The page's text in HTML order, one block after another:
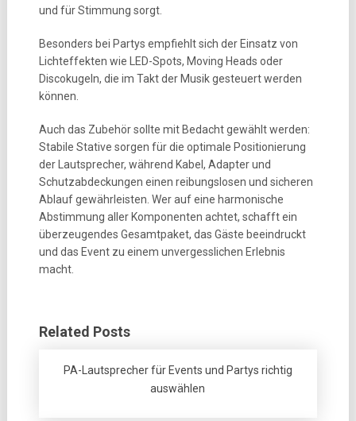
und für Stimmung sorgt.
Besonders bei Partys empfiehlt sich der Einsatz von
Lichteffekten wie LED-Spots, Moving Heads oder
Discokugeln, die im Takt der Musik gesteuert werden
können.
Auch das Zubehör sollte mit Bedacht gewählt werden:
Stabile Stative sorgen für die optimale Positionierung
der Lautsprecher, während Kabel, Adapter und
Schutzabdeckungen einen reibungslosen und sicheren
Ablauf gewährleisten. Wer auf eine harmonische
Abstimmung aller Komponenten achtet, schafft ein
überzeugendes Gesamtpaket, das Gäste beeindruckt
und das Event zu einem unvergesslichen Erlebnis
macht.
Related Posts
PA-Lautsprecher für Events und Partys richtig
auswählen